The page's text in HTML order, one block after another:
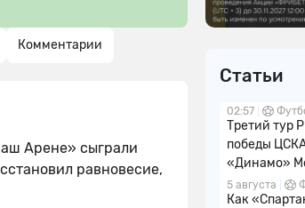
Комментарии
Арене» сыграли
равновесие,
Статьи
02:57
Третий тур
победы
«Динамо»
5 августа
Как